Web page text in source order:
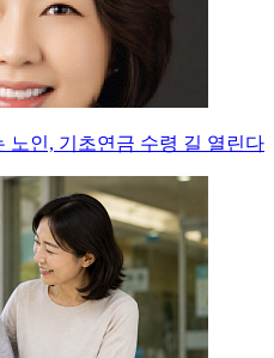
노인, 기초연금 수령 길 열린다